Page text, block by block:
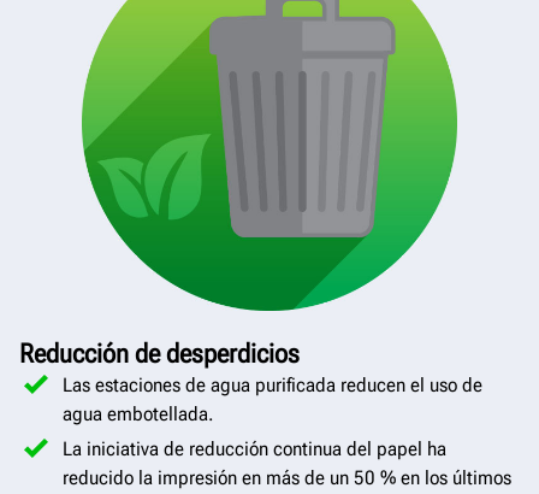
Reducción de desperdicios
Las estaciones de agua purificada reducen el uso de
agua embotellada.
La iniciativa de reducción continua del papel ha
reducido la impresión en más de un 50 % en los últimos